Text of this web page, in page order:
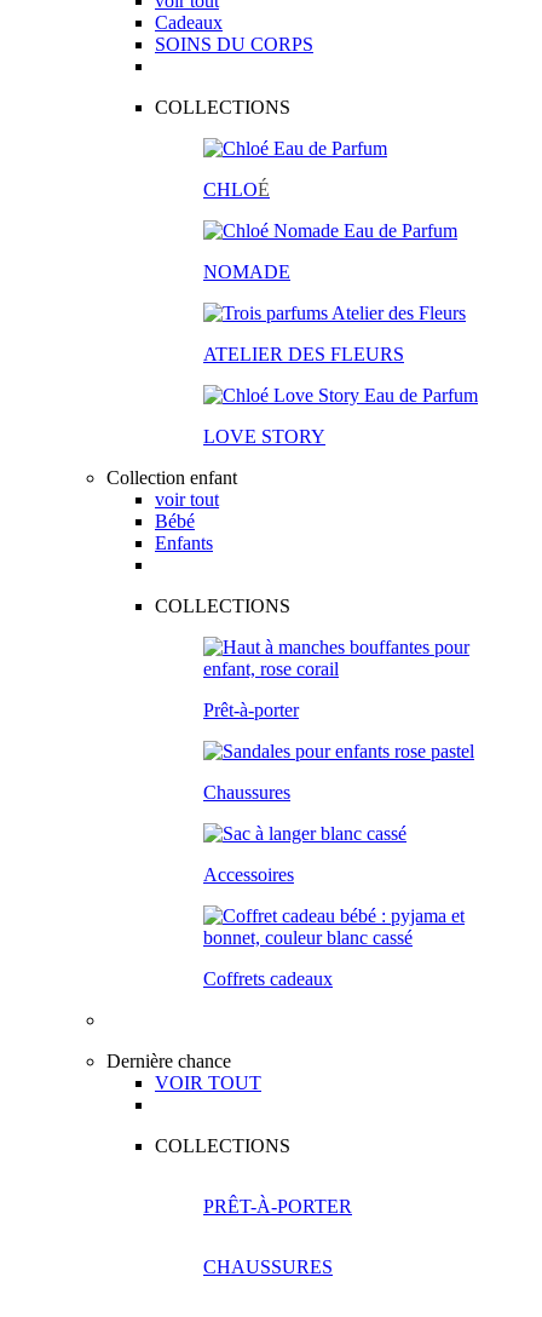
Cadeaux
SOINS DU CORPS
COLLECTIONS
CHLOÉ
NOMADE
ATELIER DES FLEURS
LOVE STORY
Collection enfant
voir tout
Bébé
Enfants
COLLECTIONS
Prêt-à-porter
Chaussures
Accessoires
Coffrets cadeaux
Dernière chance
VOIR TOUT
COLLECTIONS
PRÊT-À-PORTER
CHAUSSURES